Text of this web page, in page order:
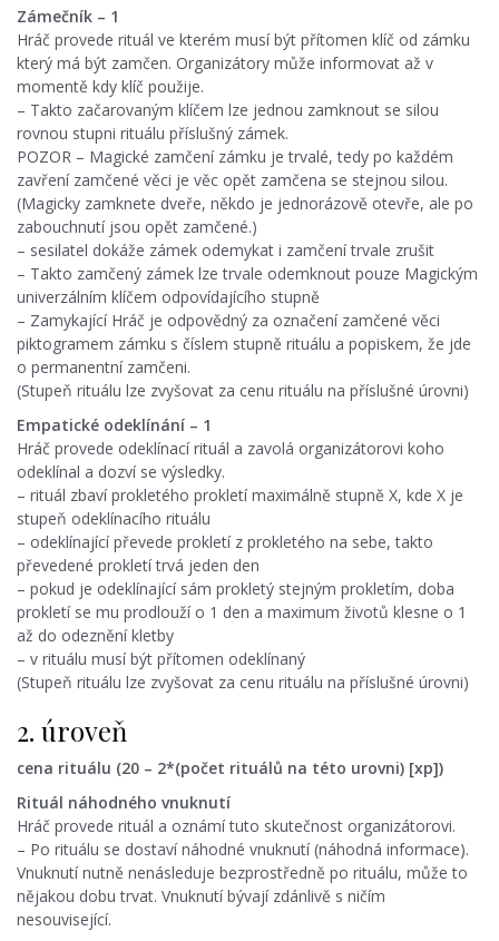
Zámečník – 1
Hráč provede rituál ve kterém musí být přítomen klíč od zámku
který má být zamčen. Organizátory může informovat až v
momentě kdy klíč použije.
– Takto začarovaným klíčem lze jednou zamknout se silou
rovnou stupni rituálu příslušný zámek.
POZOR – Magické zamčení zámku je trvalé, tedy po každém
zavření zamčené věci je věc opět zamčena se stejnou silou.
(Magicky zamknete dveře, někdo je jednorázově otevře, ale po
zabouchnutí jsou opět zamčené.)
– sesilatel dokáže zámek odemykat i zamčení trvale zrušit
– Takto zamčený zámek lze trvale odemknout pouze Magickým
univerzálním klíčem odpovídajícího stupně
– Zamykající Hráč je odpovědný za označení zamčené věci
piktogramem zámku s číslem stupně rituálu a popiskem, že jde
o permanentní zamčeni.
(Stupeň rituálu lze zvyšovat za cenu rituálu na příslušné úrovni)
Empatické odeklínání – 1
Hráč provede odeklínací rituál a zavolá organizátorovi koho
odeklínal a dozví se výsledky.
– rituál zbaví prokletého prokletí maximálně stupně X, kde X je
stupeň odeklínacího rituálu
– odeklínající převede prokletí z prokletého na sebe, takto
převedené prokletí trvá jeden den
– pokud je odeklínající sám prokletý stejným prokletím, doba
prokletí se mu prodlouží o 1 den a maximum životů klesne o 1
až do odeznění kletby
– v rituálu musí být přítomen odeklínaný
(Stupeň rituálu lze zvyšovat za cenu rituálu na příslušné úrovni)
2. úroveň
cena rituálu (20 – 2*(počet rituálů na této urovni) [xp])
Rituál náhodného vnuknutí
Hráč provede rituál a oznámí tuto skutečnost organizátorovi.
– Po rituálu se dostaví náhodné vnuknutí (náhodná informace).
Vnuknutí nutně nenásleduje bezprostředně po rituálu, může to
nějakou dobu trvat. Vnuknutí bývají zdánlivě s ničím
nesouvisející.